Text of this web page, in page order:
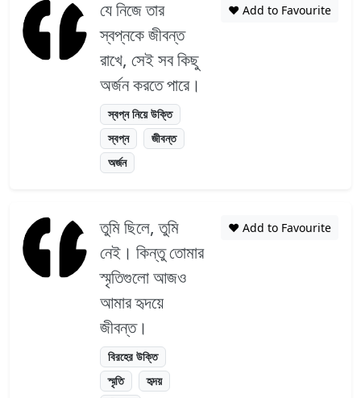
যে নিজে তার
স্বপ্নকে জীবন্ত
রাখে, সেই সব কিছু
অর্জন করতে পারে।
স্বপ্ন নিয়ে উক্তি
স্বপ্ন
জীবন্ত
অর্জন
❤️ Add to Favourite
তুমি ছিলে, তুমি
নেই। কিন্তু তোমার
স্মৃতিগুলো আজও
আমার হৃদয়ে
জীবন্ত।
বিরহের উক্তি
স্মৃতি
হৃদয়
❤️ Add to Favourite